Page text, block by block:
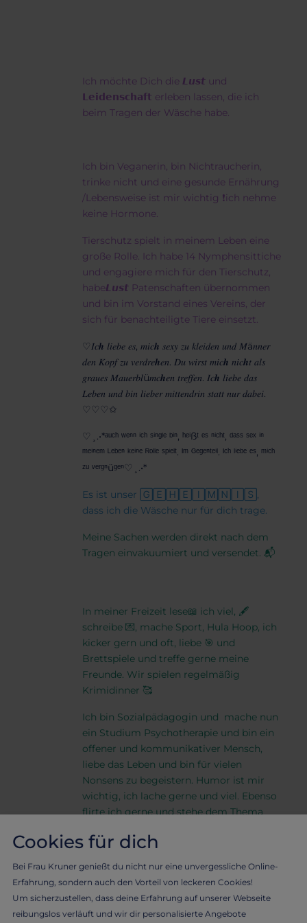
Ich möchte Dich die 𝙇𝙪𝙨𝙩 und
𝗟𝗲𝗶𝗱𝗲𝗻𝘀𝗰𝗵𝗮𝗳𝘁 erleben lassen, die ich
beim Tragen der Wäsche habe.
Ich bin Veganerin, bin Nichtraucherin,
trinke nicht und eine gesunde Ernährung
/Lebensweise ist mir wichtig ❗ich nehme
keine Hormone.
Tierschutz spielt in meinem Leben eine
große Rolle. Ich habe 14 Nymphensittiche
und engagiere mich für den Tierschutz,
habe𝙇𝙪𝙨𝙩 Patenschaften übernommen
und bin im Vorstand eines Vereins, der
sich für benachteiligte Tiere einsetzt.
♡𝐼𝑐𝒉 𝑙𝑖𝑒𝑏𝑒 𝑒𝑠, 𝑚𝑖𝑐𝒉 𝑠𝑒𝑥𝑦 𝑧𝑢 𝑘𝑙𝑒𝑖𝑑𝑒𝑛 𝑢𝑛𝑑 𝑀ä𝑛𝑛𝑒𝑟
𝑑𝑒𝑛 𝐾𝑜𝑝𝑓 𝑧𝑢 𝑣𝑒𝑟𝑑𝑟𝑒𝒉𝑒𝑛. 𝐷𝑢 𝑤𝑖𝑟𝑠𝑡 𝑚𝑖𝑐𝒉 𝑛𝑖𝑐𝒉𝑡 𝑎𝑙𝑠
𝑔𝑟𝑎𝑢𝑒𝑠 𝑀𝑎𝑢𝑒𝑟𝑏𝑙ü𝑚𝑐𝒉𝑒𝑛 𝑡𝑟𝑒𝑓𝑓𝑒𝑛. 𝐼𝑐𝒉 𝑙𝑖𝑒𝑏𝑒 𝑑𝑎𝑠
𝐿𝑒𝑏𝑒𝑛 𝑢𝑛𝑑 𝑏𝑖𝑛 𝑙𝑖𝑒𝑏𝑒𝑟 𝑚𝑖𝑡𝑡𝑒𝑛𝑑𝑟𝑖𝑛 𝑠𝑡𝑎𝑡𝑡 𝑛𝑢𝑟 𝑑𝑎𝑏𝑒𝑖.
♡♡♡✩
♡¸.•*ᵃᵘᶜʰ ʷᵉⁿⁿ ⁱᶜʰ ˢⁱⁿᵍˡᵉ ᵇⁱⁿ, ʰᵉⁱßᵗ ᵉˢ ⁿⁱᶜʰᵗ, ᵈᵃˢˢ ˢᵉˣ ⁱⁿ
ᵐᵉⁱⁿᵉᵐ ᴸᵉᵇᵉⁿ ᵏᵉⁱⁿᵉ ᴿᵒˡˡᵉ ˢᵖⁱᵉˡᵗ. ᴵᵐ ᴳᵉᵍᵉⁿᵗᵉⁱˡ. ᴵᶜʰ ˡⁱᵉᵇᵉ ᵉˢ, ᵐⁱᶜʰ
ᶻᵘ ᵛᵉʳᵍⁿüᵍᵉⁿ♡¸.•*
Es ist unser 🄶🄴🄷🄴🄸🄼🄽🄸🅂,
dass ich die Wäsche nur für dich trage.
Meine Sachen werden direkt nach dem
Tragen einvakuumiert und versendet. 📬
In meiner Freizeit lese📖 ich viel, 🖋️
schreibe 💌, mache Sport, Hula Hoop, ich
kicker gern und oft, liebe 🎯 und
Brettspiele und treffe gerne meine
Freunde. Wir spielen regelmäßig
Krimidinner 🥰
Ich bin Sozialpädagogin und mache nun
ein Studium Psychotherapie und bin ein
offener und kommunikativer Mensch,
liebe das Leben und bin für vielen
Nonsens zu begeistern. Humor ist mir
wichtig, ich lache gerne und viel. Ebenso
flirte ich gerne und stehe dem Thema
Single bin, heißt es nicht, dass ich brav
möchtest, was ich alles erlebt habe bei
meinem Shop kannst du mein Buch
Cookies für dich
Bei Frau Kruner genießt du nicht nur eine unvergessliche Online-
Erfahrung, sondern auch den Vorteil von leckeren Cookies!
Um sicherzustellen, dass deine Erfahrung auf unserer Webseite
reibungslos verläuft und wir dir personalisierte Angebote